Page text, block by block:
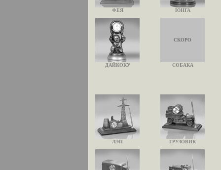
ФЕЯ ЮНГА
ДАЙКОКУ
СКОРО
СОБАКА
ЛЭП ГРУЗОВИК